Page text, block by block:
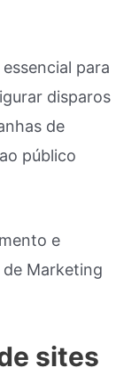
para
disparos
de
público
e
Marketing
sites